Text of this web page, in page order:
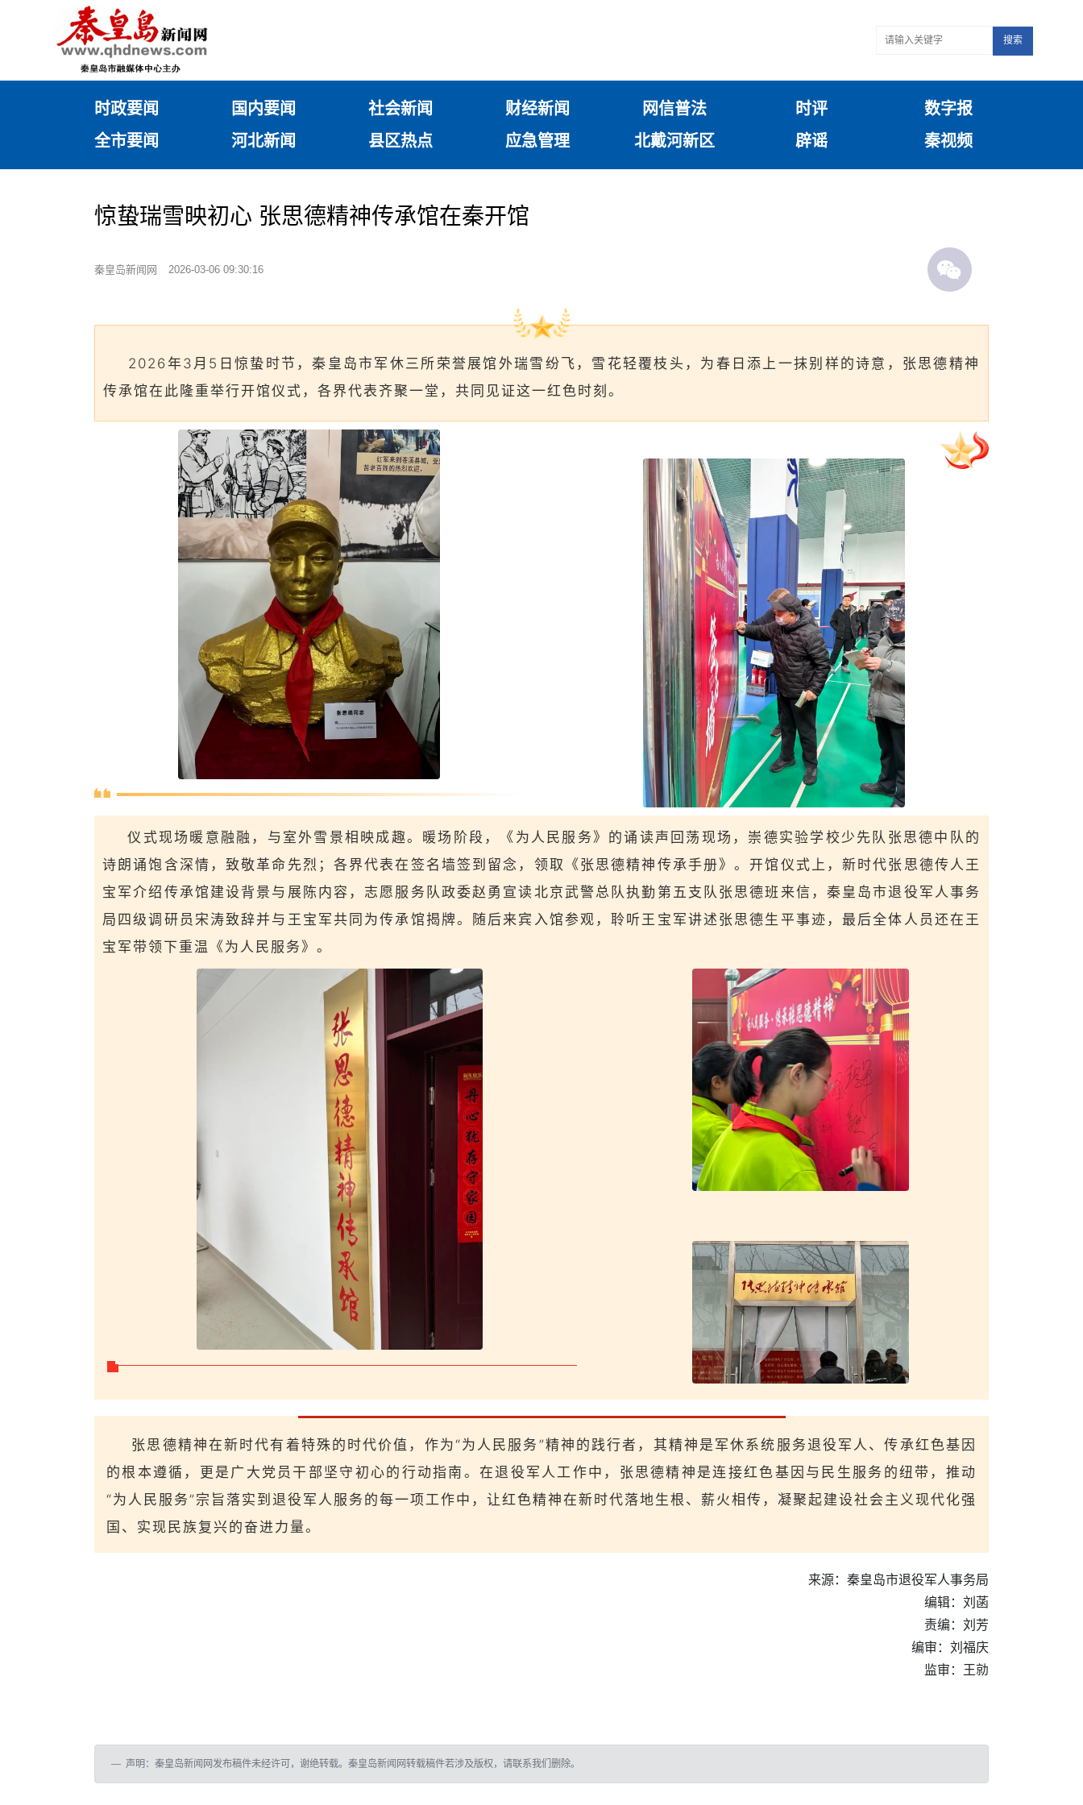
搜索
时政要闻 国内要闻 社会新闻 财经新闻 网信普法 时评
数字报
全市要闻
河北新闻 县区热点 应急管理 北戴河新区 辟谣 秦视频
惊蛰瑞雪映初心 张思德精神传承馆在秦开馆
秦皇岛新闻网 2026-03-06 09:30:16
2026年3月5日惊蛰时节，秦皇岛市军休三所荣誉展馆外瑞雪纷飞，雪花轻覆枝头，为春日添上一抹别样的诗意，张思德精神
传承馆在此隆重举行开馆仪式，各界代表齐聚一堂，共同见证这一红色时刻。
仪式现场暖意融融，与室外雪景相映成趣。暖场阶段，《为人民服务》的诵读声回荡现场，崇德实验学校少先队张思德中队的
诗朗诵饱含深情，致敬革命先烈；各界代表在签名墙签到留念，领取《张思德精神传承手册》。开馆仪式上，新时代张思德传人王
宝军介绍传承馆建设背景与展陈内容，志愿服务队政委赵勇宣读北京武警总队执勤第五支队张思德班来信，秦皇岛市退役军人事务
局 四级调研员 宋涛致辞并与王宝军共同为传承馆揭牌。随后来宾入馆参观，聆听王宝军讲述张思德生平事迹，最后全体人员还在王
宝军带领下重温《为人民服务》。
张思德精神在新时代有着特殊的时代价值，作为“为人民服务”精神的践行者，其精神是军休系统服务退役军人、传承红色基因
的根本遵循，更是广大党员干部坚守初心的行动指南。在退役军人工作中，张思德精神是连接红色基因与民生服务的纽带，推动
“为人民服务”宗旨落实到退役军人服务的每一项工作中，让红色精神在新时代落地生根、薪火相传，凝聚起建设社会主义现代化强
国、实现民族复兴的奋进力量。
来源：秦皇岛市退役军人事务局
编辑：刘菡
责编：刘芳
编审：刘福庆
监审：王勍
声明：秦皇岛新闻网发布稿件未经许可，谢绝转载。秦皇岛新闻网转载稿件若涉及版权，请联系我们删除。